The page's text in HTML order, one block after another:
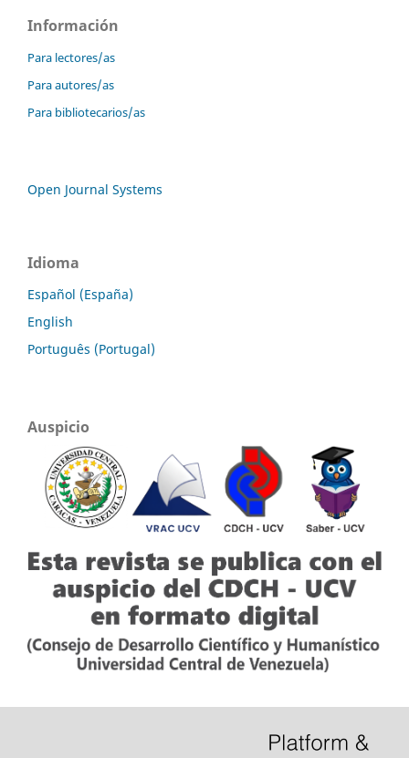
Información
Para lectores/as
Para autores/as
Para bibliotecarios/as
Open Journal Systems
Idioma
Español (España)
English
Português (Portugal)
Auspicio